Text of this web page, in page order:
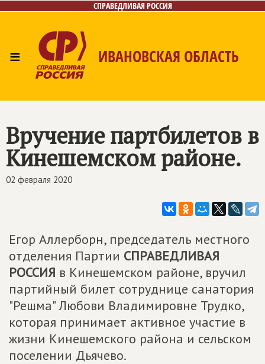
СПРАВЕДЛИВАЯ РОССИЯ
≡ ИВАНОВСКАЯ ОБЛАСТЬ
Вручение партбилетов в
Кинешемском районе.
02 февраля 2020
Егор Аллерборн, председатель местного
отделения Партии СПРАВЕДЛИВАЯ
РОССИЯ в Кинешемском районе, вручил
партийный билет сотруднице санатория
"Решма" Любови Владимировне Трудко,
которая принимает активное участие в
жизни Кинешемского района и сельском
поселении Дьячево.